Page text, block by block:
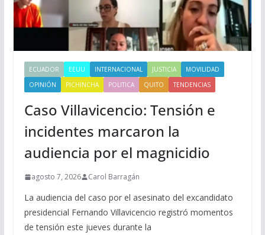
ECUADOR EEUU INTERNACIONAL JUSTICIA
MOVILIDAD
OPINIÓN
PICHINCHA POLITICA QUITO TENDENCIAS
Caso Villavicencio: Tensión e
incidentes marcaron la
audiencia por el magnicidio
agosto 7, 2026 Carol Barragán
La audiencia del caso por el asesinato del excandidato
presidencial Fernando Villavicencio registró momentos
de tensión este jueves durante la